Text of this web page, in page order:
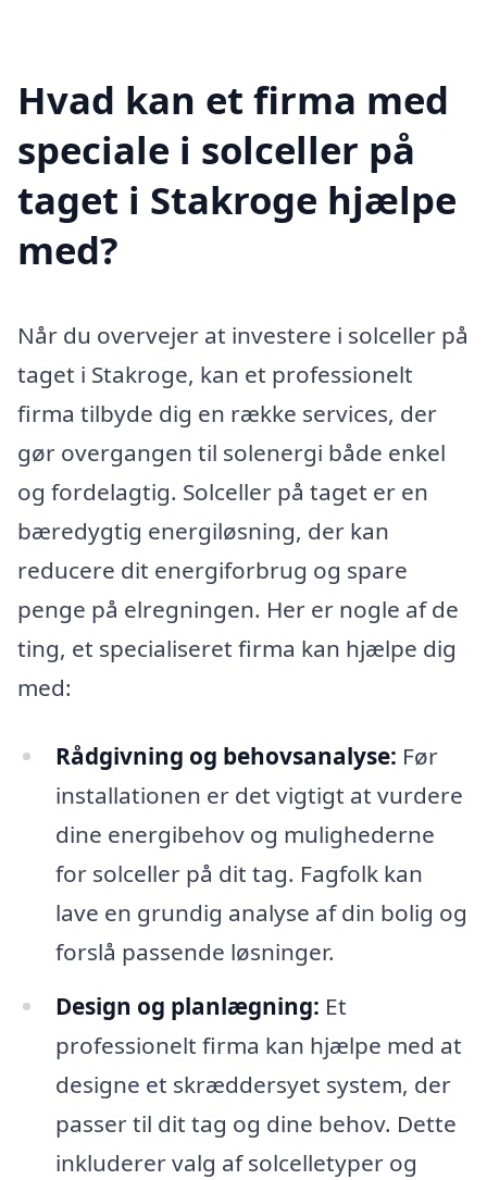
Hvad kan et firma med
speciale i solceller på
taget i Stakroge hjælpe
med?
Når du overvejer at investere i solceller på
taget i Stakroge, kan et professionelt
firma tilbyde dig en række services, der
gør overgangen til solenergi både enkel
og fordelagtig. Solceller på taget er en
bæredygtig energiløsning, der kan
reducere dit energiforbrug og spare
penge på elregningen. Her er nogle af de
ting, et specialiseret firma kan hjælpe dig
med:
Rådgivning og behovsanalyse: Før
installationen er det vigtigt at vurdere
dine energibehov og mulighederne
for solceller på dit tag. Fagfolk kan
lave en grundig analyse af din bolig og
forslå passende løsninger.
Design og planlægning: Et
professionelt firma kan hjælpe med at
designe et skræddersyet system, der
passer til dit tag og dine behov. Dette
inkluderer valg af solcelletyper og